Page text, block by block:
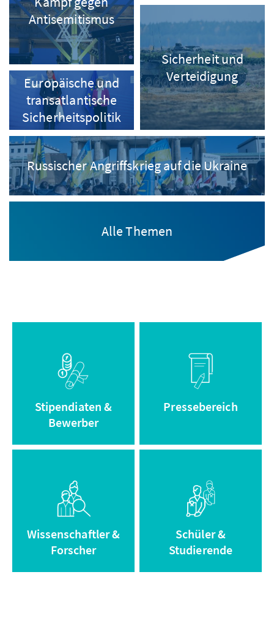
Antisemitismus
Sicherheit und
Verteidigung
Europäische und
transatlantische
Sicherheitspolitik
Russischer Angriffskrieg auf die Ukraine
Alle Themen
Stipendiaten &
Bewerber
Informationen
zum
Stipendium
Pressebereich
Zum
Pressebereich
Wissenschaftler &
Forscher
Zum Archiv
Schüler &
Studierende
Zum Adenauer
Campus